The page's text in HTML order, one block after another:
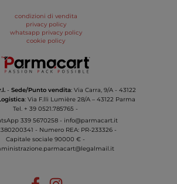
condizioni di vendita
privacy policy
whatsapp privacy policy
cookie policy
-Sede/Punto vendita: Via Carra, 9/A - 43122
: Via F.lli Lumière 28/A – 43122 Parma
Tel. + 39 0521.785765 -
339 5670258- info@parmacart.it
- Numero REA: PR-233326 -
Capitale sociale 90000 € -